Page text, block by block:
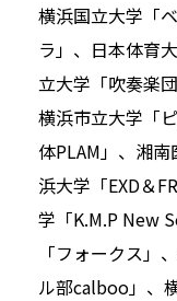
横浜国立大学「
ラ」、日本体育
立大学「吹奏楽
横浜市立大学「
体PLAM」、湘
浜大学「EXD＆
学「K.M.P New
「フォークス」
ル部calboo」、